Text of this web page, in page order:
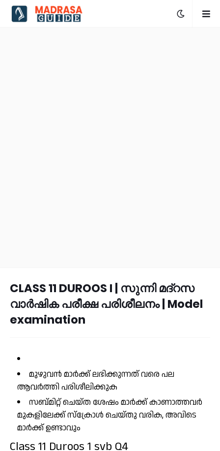
CLASS 11 DUROOS I | സുന്നി മദ്റസ
വാർഷിക പരീക്ഷ പരിശീലനം | Model
examination
മുഴുവൻ മാർക്ക് ലഭിക്കുന്നത് വരെ പല
ആവർത്തി പരിശീലിക്കുക
സബ്മിറ്റ് ചെയ്ത ശേഷം മാർക്ക് കാണാത്തവർ
മുകളിലേക്ക് സ്ക്രോൾ ചെയ്തു വരിക, അവിടെ
മാർക്ക് ഉണ്ടാവും